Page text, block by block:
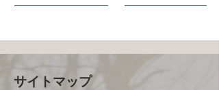
サイトマップ